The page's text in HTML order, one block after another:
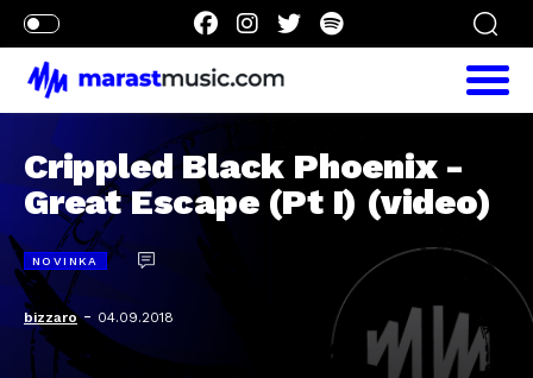
Crippled Black Phoenix -
Great Escape (Pt I) (video)
NOVINKA
bizzaro- 04.09.2018